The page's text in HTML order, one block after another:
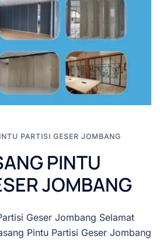
PARTISI GESER JOMBANG
PINTU
JOMBANG
Geser Jombang Selamat
Pintu Partisi Geser Jombang